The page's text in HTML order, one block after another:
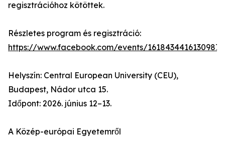
regisztrációhoz kötöttek.
Részletes program és regisztráció:
https://www.facebook.com/events/1618434416130987/
Helyszín: Central European University (CEU),
Budapest, Nádor utca 15.
Időpont: 2026. június 12–13.
A Közép-európai Egyetemről